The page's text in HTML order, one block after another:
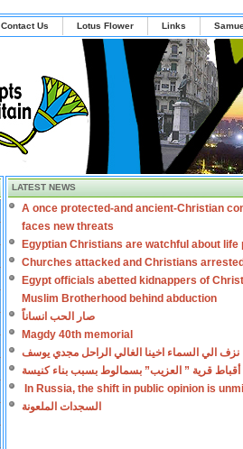
Contact Us Lotus Flower Links
LATEST NEWS
A once protected-and ancient-Christian
faces new threats
Egyptian Christians are watchful about life
Churches attacked and Christians
Egypt officials abetted kidnappers of
Muslim Brotherhood behind abduction
صار الحب انساناً
Magdy 40th memorial
نزف الي السماء اخينا الغالي الراحل مجدي يوسف
أقباط قرية ” العزيب” بسمالوط بسبب بناء كنيسة
In Russia, the shift in public opinion is
السجدات الملعونة